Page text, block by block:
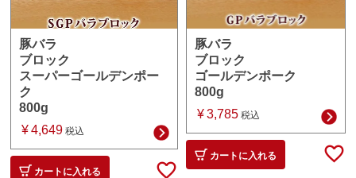
豚バラ
ブロック
スーパーゴールデンポー
ク
800g
¥ 4,649 税込
カートに入れる
豚バラ
ブロック
ゴールデンポーク
800g
¥3,785 税込
カートに入れる